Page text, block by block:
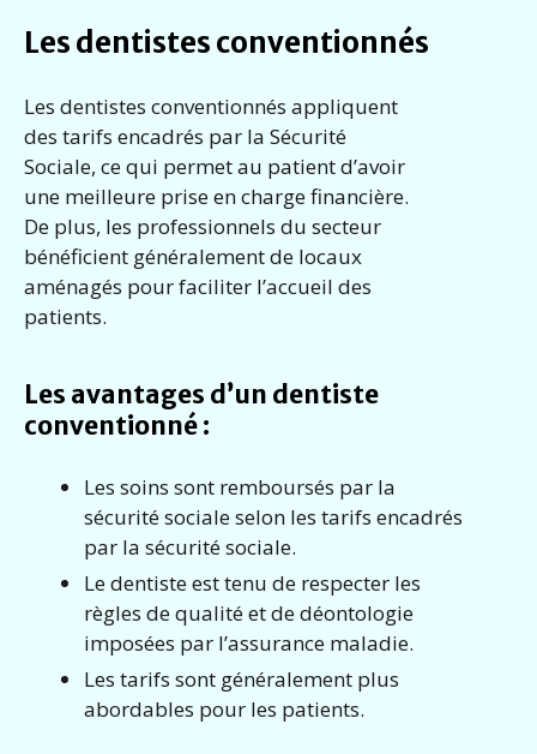
Les dentistes conventionnés
Les dentistes conventionnés appliquent
des tarifs encadrés par la Sécurité
Sociale, ce qui permet au patient d’avoir
une meilleure prise en charge financière.
De plus, les professionnels du secteur
bénéficient généralement de locaux
aménagés pour faciliter l’accueil des
patients.
Les avantages d’un dentiste
conventionné :
Les soins sont remboursés par la
sécurité sociale selon les tarifs encadrés
par la sécurité sociale.
Le dentiste est tenu de respecter les
règles de qualité et de déontologie
imposées par l’assurance maladie.
Les tarifs sont généralement plus
abordables pour les patients.